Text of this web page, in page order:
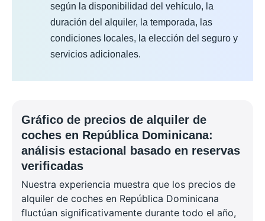
según la disponibilidad del vehículo, la
duración del alquiler, la temporada, las
condiciones locales, la elección del seguro y
servicios adicionales.
Gráfico de precios de alquiler de
coches en República Dominicana:
análisis estacional basado en reservas
verificadas
Nuestra experiencia muestra que los precios de
alquiler de coches en República Dominicana
fluctúan significativamente durante todo el año,